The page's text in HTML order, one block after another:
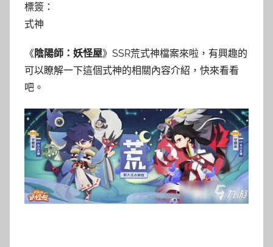
標簽：
式神
《陰陽師：妖怪屋》SSR荒式神檔案來啦，有興趣的
可以瞭解一下這個式神的相關內容介紹，快來看看
吧。